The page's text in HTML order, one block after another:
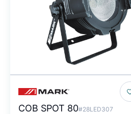
COB SPOT 80#28LED307